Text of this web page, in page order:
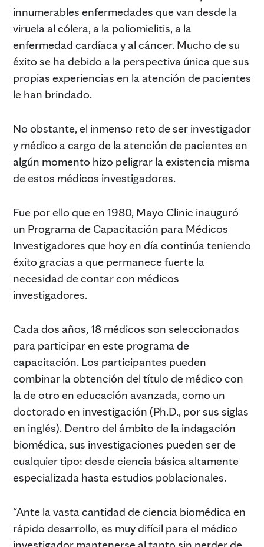
innumerables enfermedades que van desde la
viruela al cólera, a la poliomielitis, a la
enfermedad cardíaca y al cáncer. Mucho de su
éxito se ha debido a la perspectiva única que sus
propias experiencias en la atención de pacientes
le han brindado.
No obstante, el inmenso reto de ser investigador
y médico a cargo de la atención de pacientes en
algún momento hizo peligrar la existencia misma
de estos médicos investigadores.
Fue por ello que en 1980, Mayo Clinic inauguró
un Programa de Capacitación para Médicos
Investigadores que hoy en día continúa teniendo
éxito gracias a que permanece fuerte la
necesidad de contar con médicos
investigadores.
Cada dos años, 18 médicos son seleccionados
para participar en este programa de
capacitación. Los participantes pueden
combinar la obtención del título de médico con
la de otro en educación avanzada, como un
doctorado en investigación (Ph.D., por sus siglas
en inglés). Dentro del ámbito de la indagación
biomédica, sus investigaciones pueden ser de
cualquier tipo: desde ciencia básica altamente
especializada hasta estudios poblacionales.
“Ante la vasta cantidad de ciencia biomédica en
rápido desarrollo, es muy difícil para el médico